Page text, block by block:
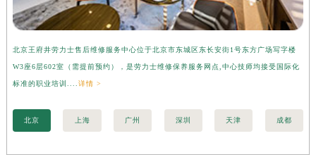
北京王府井劳力士售后维修服务中心位于北京市东城区东长安街1号东方广场写字楼
W3座6层602室（需提前预约），是劳力士维修保养服务网点,中心技师均接受国际化
标准的职业培训.... 详情 >
北京 上海 广州 深圳 天津 成都